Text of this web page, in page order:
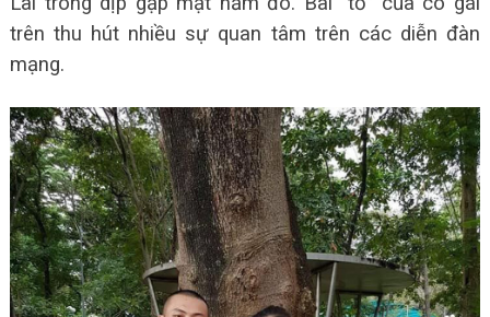
trên thu hút nhiều sự quan tâm trên các diễn đàn
mạng.